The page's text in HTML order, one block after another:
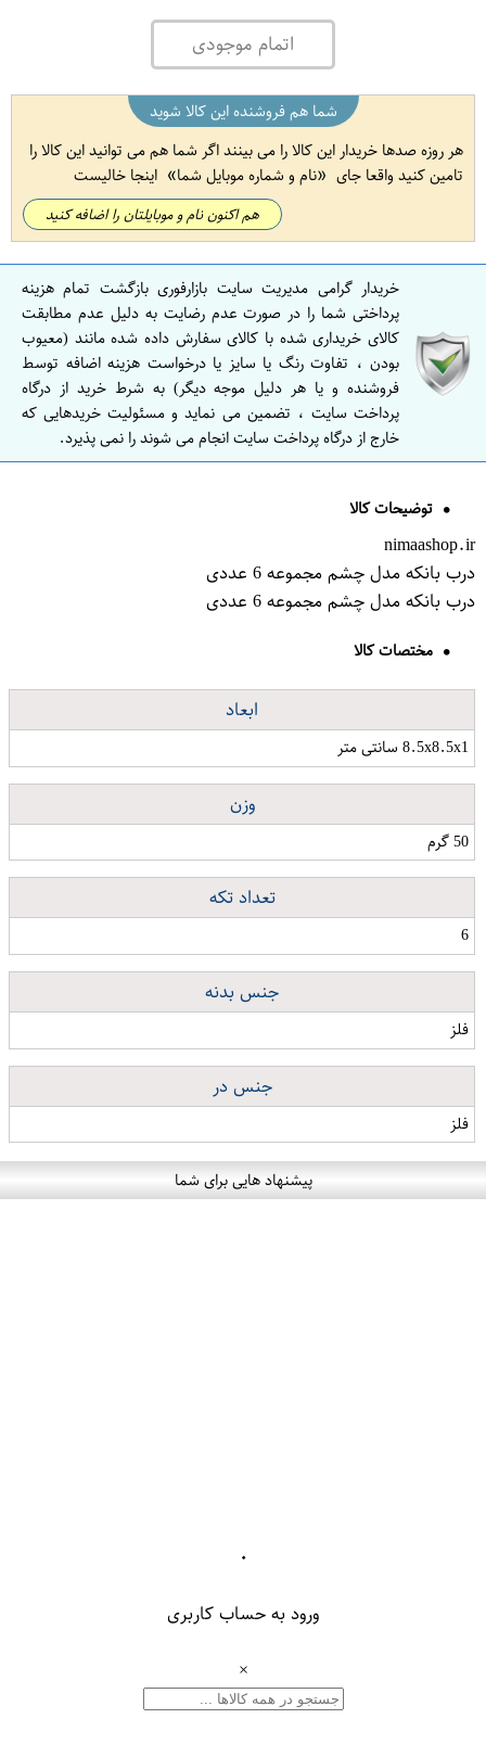
اتمام موجودی
شما هم فروشنده این کالا شوید
هر روزه صدها خریدار این کالا را می بینند اگر شما هم می توانید این کالا را
تامین کنید واقعا جای
نام و شماره موبایل شما اینجا خالیست
هم اکنون نام و موبایلتان را اضافه کنید
خریدار گرامی مدیریت سایت بازارفوری بازگشت تمام هزینه
پرداختی شما را در صورت عدم رضایت به دلیل عدم مطابقت
کالای خریداری شده با کالای سفارش داده شده مانند (معیوب
بودن ، تفاوت رنگ یا سایز یا درخواست هزینه اضافه توسط
فروشنده و یا هر دلیل موجه دیگر) به شرط خرید از درگاه
پرداخت سایت ، تضمین می نماید و مسئولیت خریدهایی که
خارج از درگاه پرداخت سایت انجام می شوند را نمی پذیرد.
توضیحات کالا
nimaashop.ir
درب بانکه مدل چشم مجموعه 6 عددی
درب بانکه مدل چشم مجموعه 6 عددی
مختصات کالا
ابعاد
8.5x8.5x1 سانتی متر
وزن
50 گرم
تعداد تکه
6
جنس بدنه
فلز
جنس در
فلز
پیشنهاد هایی برای شما
۰
ورود به حساب کاربری
×